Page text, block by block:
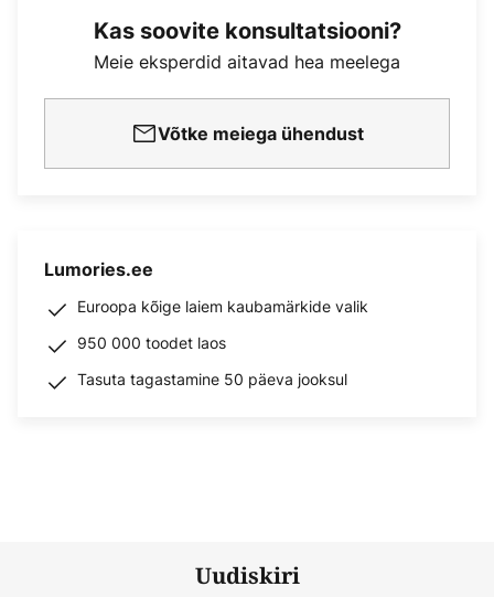
Kas soovite konsultatsiooni?
Meie eksperdid aitavad hea meelega
Võtke meiega ühendust
Lumories.ee
Euroopa kõige laiem kaubamärkide valik
950 000 toodet laos
Tasuta tagastamine 50 päeva jooksul
Uudiskiri